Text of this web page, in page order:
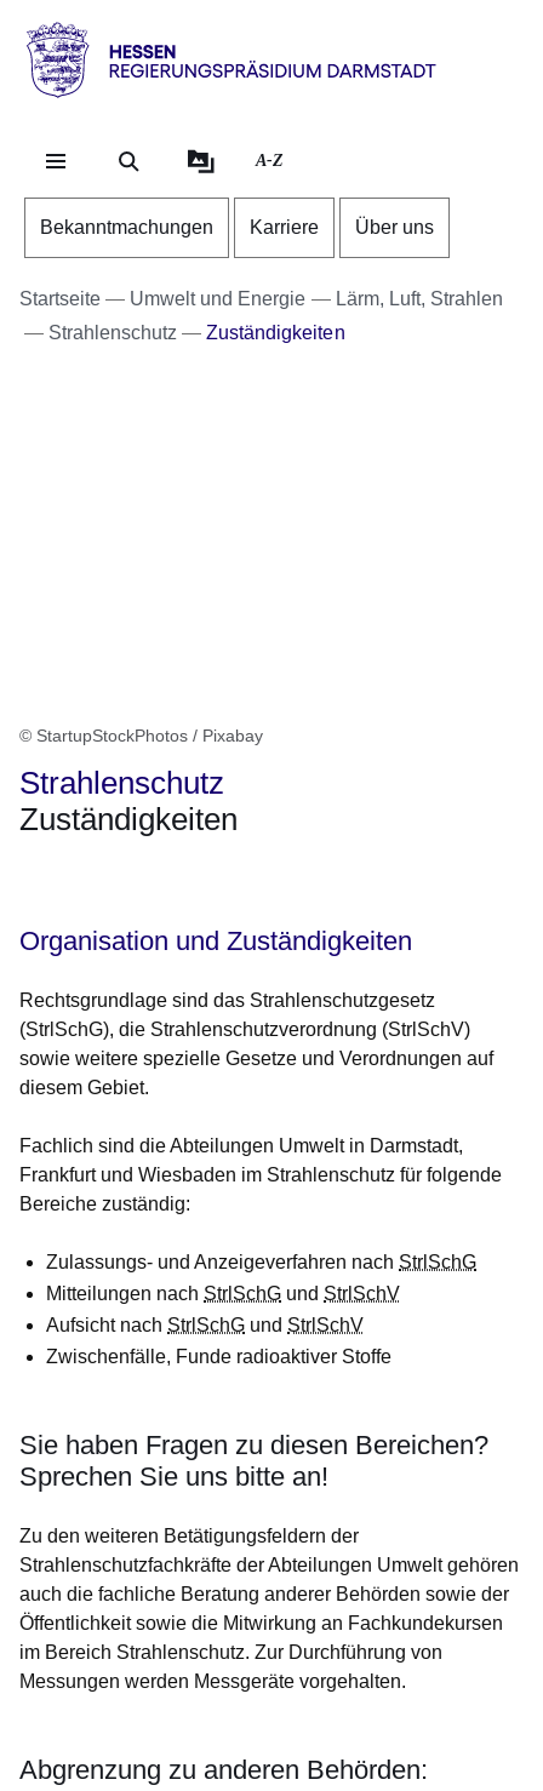
Direkt zum Kopf der
Direkt zum Inhalt
Direkt zum Fuß der
Hessen
RP
Darmstadt
A-Z
Bekanntmachungen Karriere Über uns
Startseite Umwelt und Energie
Lärm, Luft, Strahlen
Strahlenschutz
Zuständigkeiten
© StartupStockPhotos / Pixabay
Strahlenschutz
Zuständigkeiten
Organisation und Zuständigkeiten
Rechtsgrundlage sind das Strahlenschutzgesetz
(StrlSchG), die Strahlenschutzverordnung (StrlSchV)
sowie weitere spezielle Gesetze und Verordnungen auf
diesem Gebiet.
Fachlich sind die Abteilungen Umwelt in Darmstadt,
Frankfurt und Wiesbaden im Strahlenschutz für folgende
Bereiche zuständig:
Zulassungs- und Anzeigeverfahren nach StrlSchG
Mitteilungen nach StrlSchG und StrlSchV
Aufsicht nach StrlSchG und StrlSchV
Zwischenfälle, Funde radioaktiver Stoffe
Sie haben Fragen zu diesen Bereichen?
Sprechen Sie uns bitte an!
Zu den weiteren Betätigungsfeldern der
Strahlenschutzfachkräfte der Abteilungen Umwelt gehören
auch die fachliche Beratung anderer Behörden sowie der
Öffentlichkeit sowie die Mitwirkung an Fachkundekursen
im Bereich Strahlenschutz. Zur Durchführung von
Messungen werden Messgeräte vorgehalten.
Abgrenzung zu anderen Behörden: